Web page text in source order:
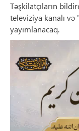
Təşkilatçıların
televiziya kanalı və
yayımlanacaq.